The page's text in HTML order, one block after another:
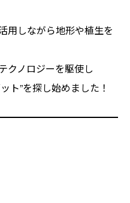
用しながら地形や植生を
クノロジーを駆使し
ト”を探し始めました！